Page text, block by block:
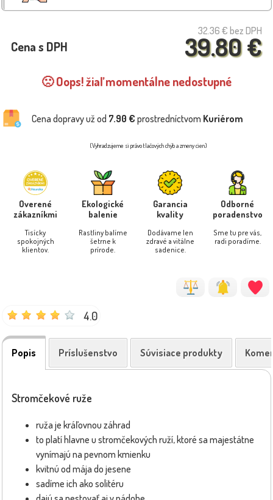
32.36 € bez DPH
39.80 €
Cena s DPH
🙁 Oops! žiaľ momentálne nedostupné
Cena dopravy už od 7.90 € prostredníctvom Kuriérom
(Vyhradzujeme si právo tlačových chýb a zmeny cien)
Overené
zákazníkmi
Tisícky
spokojných
klientov.
Ekologické
balenie
Rastliny balíme
šetrne k
prírode.
Garancia
kvality
Dodávame len
zdravé a vitálne
sadenice.
Odborné
poradenstvo
Sme tu pre vás,
radi poradíme.
4.0
Popis Príslušenstvo Súvisiace produkty
Stromčekové ruže
ruža je kráľovnou záhrad
to platí hlavne u stromčekových ruží, ktoré sa majestátne
vynímajú na pevnom kmienku
kvitnú od mája do jesene
sadíme ich ako solitéru